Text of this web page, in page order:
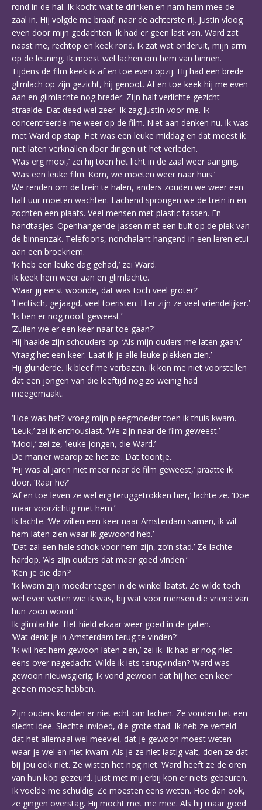
rond in de hal. Ik kocht wat te drinken en nam hem mee de
zaal in. Hij volgde me braaf, naar de achterste rij. Justin vloog
even door mijn gedachten. Ik had er geen last van. Ward zat
naast me, rechtop en keek rond. Ik zat wat onderuit, mijn arm
op de leuning. Ik moest wel lachen om hem van binnen.
Tijdens de film keek ik af en toe even opzij. Hij had een brede
glimlach op zijn gezicht, hij genoot. Af en toe keek hij me even
aan en glimlachte nog breder. Zijn half verlichte gezicht
straalde. Dat deed wel zeer. Ik zag Justin voor me. Ik
concentreerde me weer op de film. Niet aan denken nu. Ik was
met Ward op stap. Het was een leuke middag en dat moest ik
niet laten verknallen door dingen uit het verleden.
‘Was erg mooi,’ zei hij toen het licht in de zaal weer aanging.
‘Was een leuke film. Kom, we moeten weer naar huis.’
We renden om de trein te halen, anders zouden we weer een
half uur moeten wachten. Lachend sprongen we de trein in en
zochten een plaats. Veel mensen met plastic tassen. En
handtasjes. Openhangende jassen met een bult op de plek van
de binnenzak. Telefoons, nonchalant hangend in een leren etui
aan een broekriem.
‘Ik heb een leuke dag gehad,’ zei Ward.
Ik keek hem weer aan en glimlachte.
‘Waar jij eerst woonde, dat was toch veel groter?’
‘Hectisch, gejaagd, veel toeristen. Hier zijn ze veel vriendelijker.’
‘Ik ben er nog nooit geweest.’
‘Zullen we er een keer naar toe gaan?’
Hij haalde zijn schouders op. ‘Als mijn ouders me laten gaan.’
‘Vraag het een keer. Laat ik je alle leuke plekken zien.’
Hij glunderde. Ik bleef me verbazen. Ik kon me niet voorstellen
dat een jongen van die leeftijd nog zo weinig had
meegemaakt.
‘Hoe was het?’ vroeg mijn pleegmoeder toen ik thuis kwam.
‘Leuk,’ zei ik enthousiast. ‘We zijn naar de film geweest.’
‘Mooi,’ zei ze, ‘leuke jongen, die Ward.’
De manier waarop ze het zei. Dat toontje.
‘Hij was al jaren niet meer naar de film geweest,’ praatte ik
door. ‘Raar he?’
‘Af en toe leven ze wel erg teruggetrokken hier,’ lachte ze. ‘Doe
maar voorzichtig met hem.’
Ik lachte. ‘We willen een keer naar Amsterdam samen, ik wil
hem laten zien waar ik gewoond heb.’
‘Dat zal een hele schok voor hem zijn, zo’n stad.’ Ze lachte
hardop. ‘Als zijn ouders dat maar goed vinden.’
‘Ken je die dan?’
‘Ik kwam zijn moeder tegen in de winkel laatst. Ze wilde toch
wel even weten wie ik was, bij wat voor mensen die vriend van
hun zoon woont.’
Ik glimlachte. Het hield elkaar weer goed in de gaten.
‘Wat denk je in Amsterdam terug te vinden?’
‘Ik wil het hem gewoon laten zien,’ zei ik. Ik had er nog niet
eens over nagedacht. Wilde ik iets terugvinden? Ward was
gewoon nieuwsgierig. Ik vond gewoon dat hij het een keer
gezien moest hebben.
Zijn ouders konden er niet echt om lachen. Ze vonden het een
slecht idee. Slechte invloed, die grote stad. Ik heb ze verteld
dat het allemaal wel meeviel, dat je gewoon moest weten
waar je wel en niet kwam. Als je ze niet lastig valt, doen ze dat
bij jou ook niet. Ze wisten het nog niet. Ward heeft ze de oren
van hun kop gezeurd. Juist met mij erbij kon er niets gebeuren.
Ik voelde me schuldig. Ze moesten eens weten. Hoe dan ook,
ze gingen overstag. Hij mocht met me mee. Als hij maar goed